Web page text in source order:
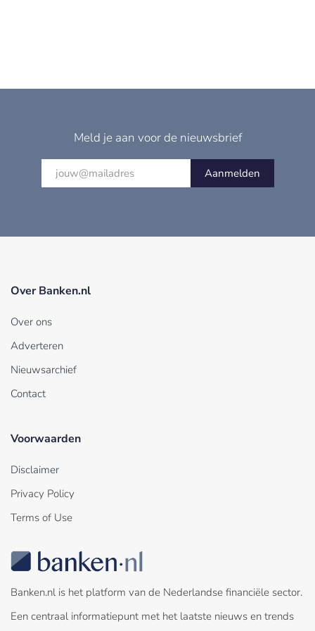
Meld je aan voor de nieuwsbrief
Aanmelden
Over Banken.nl
Over ons
Adverteren
Nieuwsarchief
Contact
Voorwaarden
Disclaimer
Privacy Policy
Terms of Use
Banken.nl is het platform van de Nederlandse financiële sector.
Een centraal informatiepunt met het laatste nieuws en trends